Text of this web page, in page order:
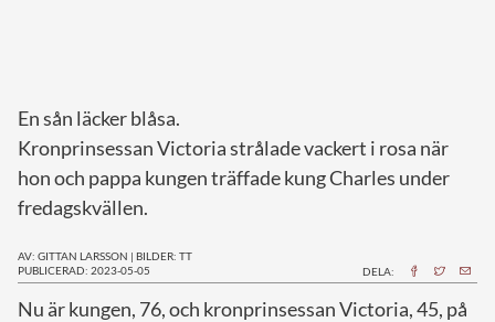
En sån läcker blåsa.
Kronprinsessan Victoria strålade vackert i rosa när
hon och pappa kungen träffade kung Charles under
fredagskvällen.
AV: GITTAN LARSSON | BILDER: TT
PUBLICERAD: 2023-05-05
DELA:
Nu är kungen, 76, och kronprinsessan Victoria, 45, på